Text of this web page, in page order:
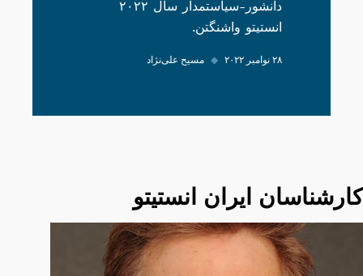
دانشور-سیاستمدار سال ۲۰۲۲
انستیتو واشنگتن.
۲۸ نوامبر ۲۰۲۲ ◆ مسیح علی‌نژاد
کارشناسان ایران انستیتو